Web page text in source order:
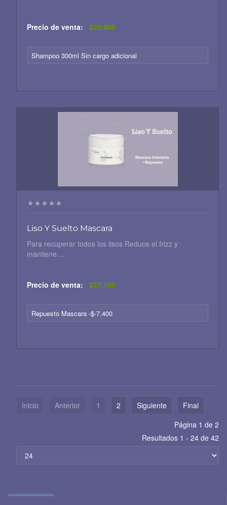
Precio de venta: $20.900
Shampoo 300ml Sin cargo adicional
Liso Y Suelto Mascara
Para recuperar todos los lisos Reduce el frizz y
mantiene ...
Precio de venta: $37.100
Repuesto Mascara -$-7.400
Inicio Anterior 1 2 Siguiente
Final
Página 1 de 2
Resultados 1 - 24 de 42